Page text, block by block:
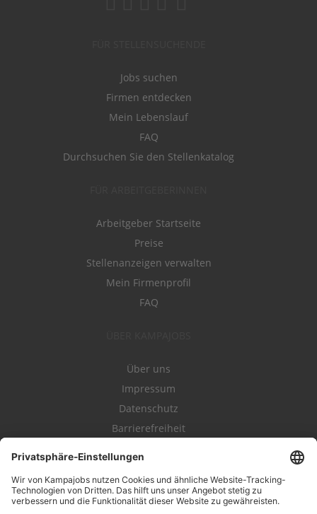
Jobs suchen
Firmen entdecken
Mein Lebenslauf
FAQ
Durchsuchen Sie den Stellenkatalog
Arbeitgeber Startseite
Preise
Stellenanzeigen verwalten
Mein Firmenprofil
FAQ
Über uns
Impressum
Datenschutz
Barrierefreiheit
Kampahire
Kampagnenforum